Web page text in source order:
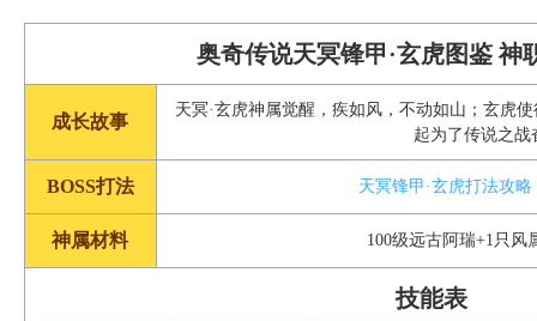
奥奇传说天冥锋甲·玄虎图鉴 神
成长故事
天冥·玄虎神属觉醒，疾如风，不动如山；玄虎
起为了传说之战
BOSS打法 天冥锋甲·玄虎打法攻
神属材料 100级远古阿瑞+1只风
技能表